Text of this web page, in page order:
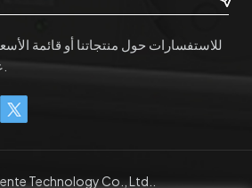
للاستفسارات حول منتجاتنا أو قائمة
Technology Co., Ltd..